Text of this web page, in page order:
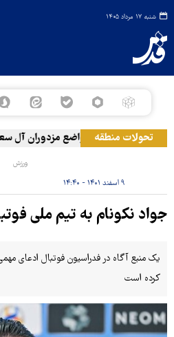
شنبه ۱۷ مرداد ۱۴۰۵
تحولات منطقه
ارتش یمن به مواضع مزدوران آل
ورزش
۹ اسفند ۱۴۰۱ - ۱۴:۴۰
جواد نکونام به تیم ملی
یک منبع آگاه در فدراسیون فوتبال ادعای
کرده است